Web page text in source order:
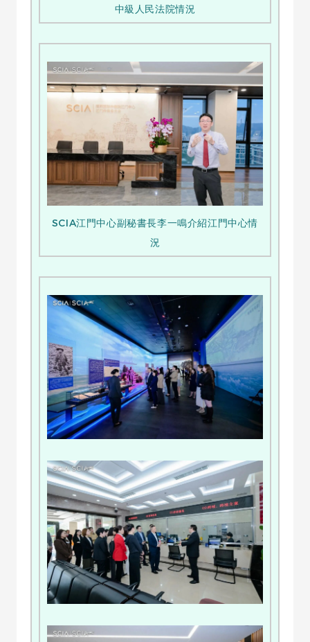
中級人民法院情況
SCIA江門中心副秘書長李一鳴介紹江門中心情
況